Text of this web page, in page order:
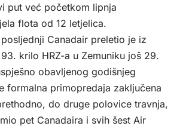
put već početkom lipnja
flota od 12 letjelica.
Canadair preletio je iz
krilo HRZ-a u Zemuniku još 29.
obavljenog godišnjeg
formalna primopredaja zaključena
do druge polovice travnja,
pet Canadaira i svih šest Air